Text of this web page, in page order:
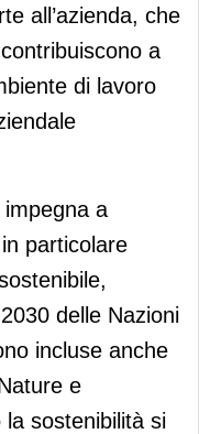
all’azienda, che
a
di lavoro
a
particolare
delle Nazioni
incluse anche
e
la sostenibilità si